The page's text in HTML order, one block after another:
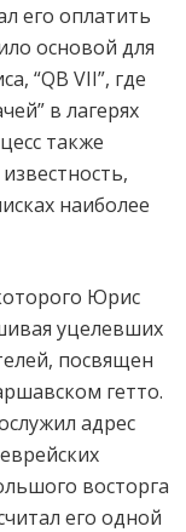
его оплатить
основой для
“QB VII”, где
в лагерях
также
наиболее
Юрис
уцелевших
посвящен
гетто.
адрес
восторга
его одной